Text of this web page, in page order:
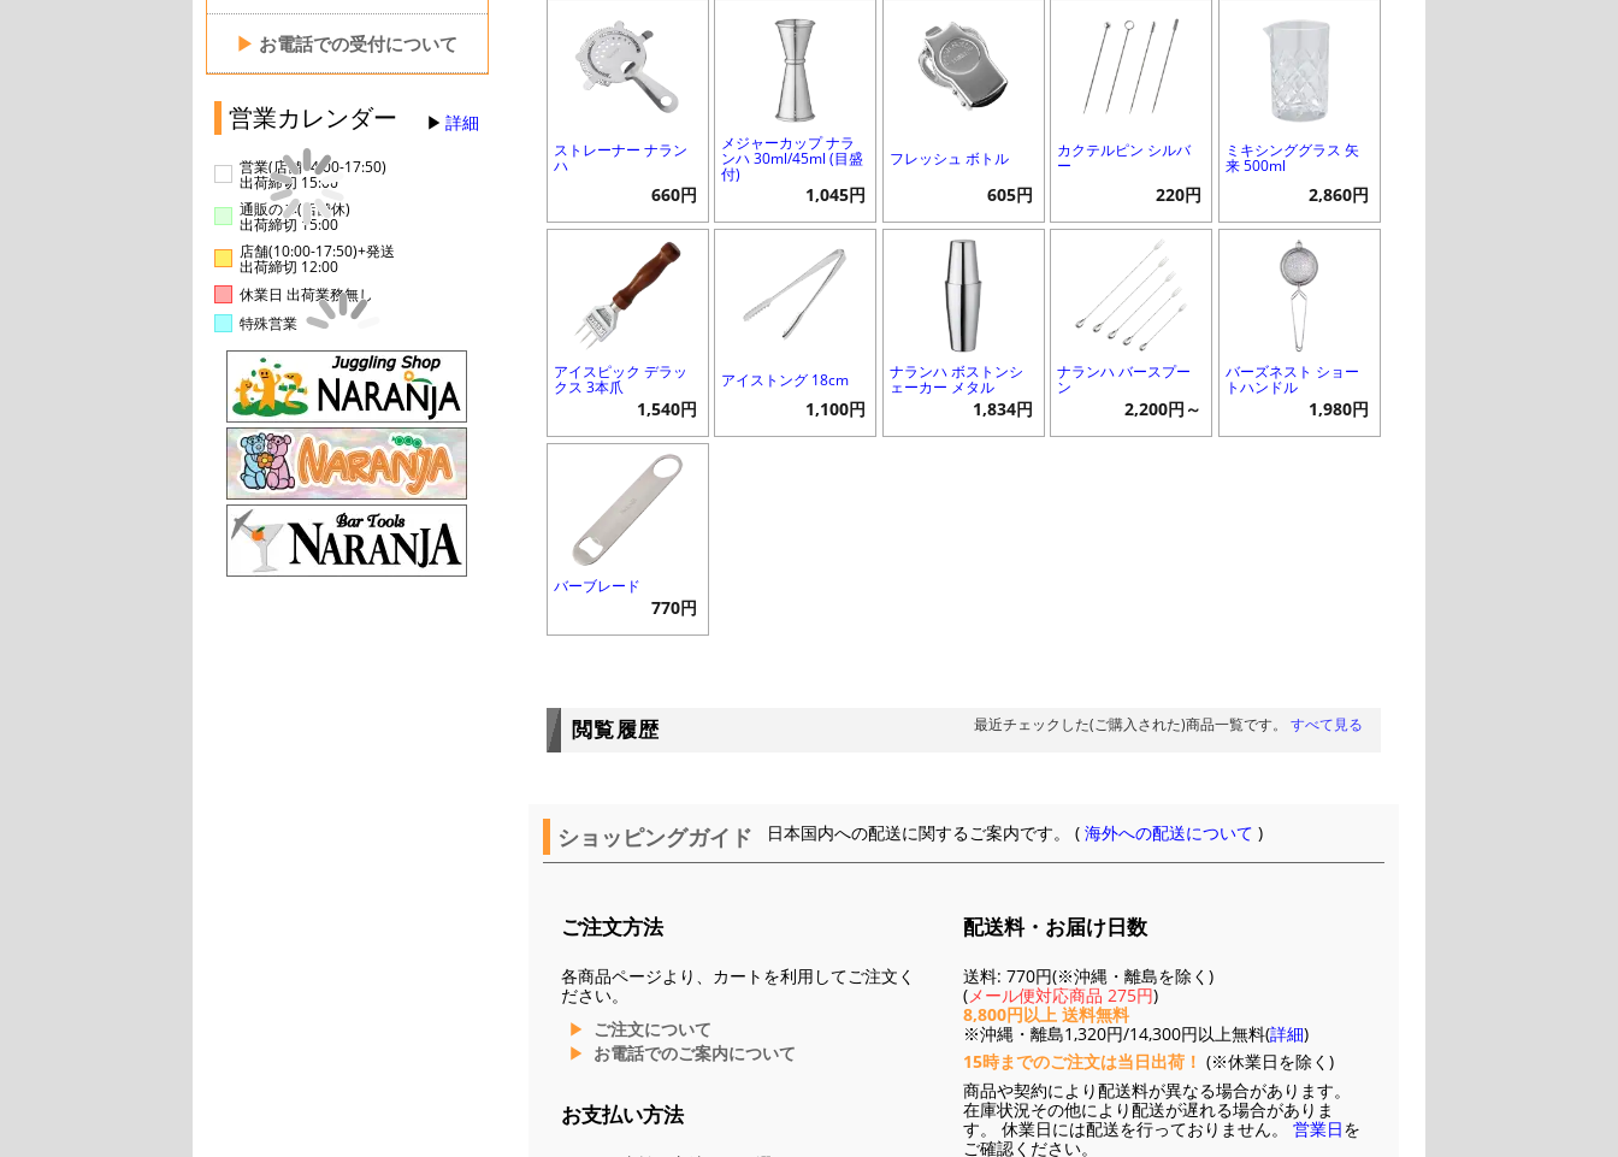
▶ お電話での受付について
営業カレンダー 詳細
営業(店舗14:00-17:50)
出荷締切 15:00
通販のみ(店舗休)
出荷締切 15:00
店舗(10:00-17:50)+発送
出荷締切 12:00
休業日 出荷業務無し
特殊営業
ストレーナー ナラン
ハ
660円
メジャーカップ ナラ
ンハ 30ml/45ml (目盛
付)
1,045円
フレッシュ ボトル
605円
カクテルピン シルバ
ー
220円
ミキシンググラス 矢
来 500ml
2,860円
アイスピック デラッ
クス 3本爪
1,540円
アイストング 18cm
1,100円
ナランハ ボストンシ
ェーカー メタル
1,834円
ナランハ バースプー
ン
2,200円～
バーズネスト ショー
トハンドル
1,980円
バーブレード
770円
閲覧履歴 最近チェックした(ご購入された)商品一覧です。 すべて見る
ショッピングガイド 日本国内への配送に関するご案内です。 (海外への配送について )
ご注文方法
各商品ページより、カートを利用してご注文く
ださい。
ご注文について
お電話でのご案内について
お支払い方法
配送料・お届け日数
送料: 770円(※沖縄・離島を除く)
(メール便対応商品 275円)
8,800円以上 送料無料
※沖縄・離島1,320円/14,300円以上無料(詳細)
15時までのご注文は当日出荷！ (※休業日を除く)
商品や契約により配送料が異なる場合があります。
在庫状況その他により配送が遅れる場合がありま
す。 休業日には配送を行っておりません。 営業日を
ご確認ください。